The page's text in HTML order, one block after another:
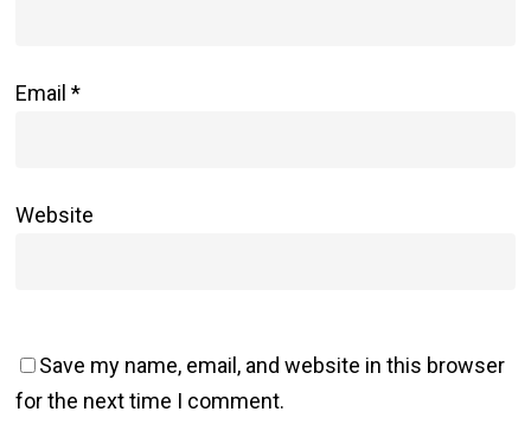
Email*
Website
Save my name, email, and website in this browser
for the next time I comment.